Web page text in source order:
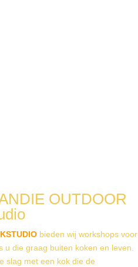
OUTDOOR
bieden wij workshops voor
u die graag buiten koken en leven.
slag met een kok die de